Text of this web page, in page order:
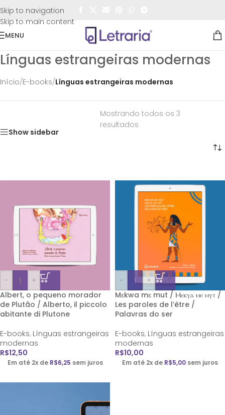
Skip to navigation
Skip to main content
FRETE GRÁTIS
MENU
Línguas estrangeiras modernas
Início/E-books/Línguas estrangeiras modernas
Show sidebar
Mostrando todos os 3
resultados
-
+
Albert, o pequeno morador
de Plutão / Alberto, il piccolo
abitante di Plutone
E-books, Línguas estrangeiras
modernas
R$12,50
Em até 2x de R$6,25 sem juros
-
+
Mɛkwa mɛ mut / Ⲙⲉⲕⲩⲁ ⲙⲉ ⲙⲩⲧ /
Les paroles de l’être /
Palavras do ser
E-books, Línguas estrangeiras
modernas
R$10,00
Em até 2x de R$5,00 sem juros